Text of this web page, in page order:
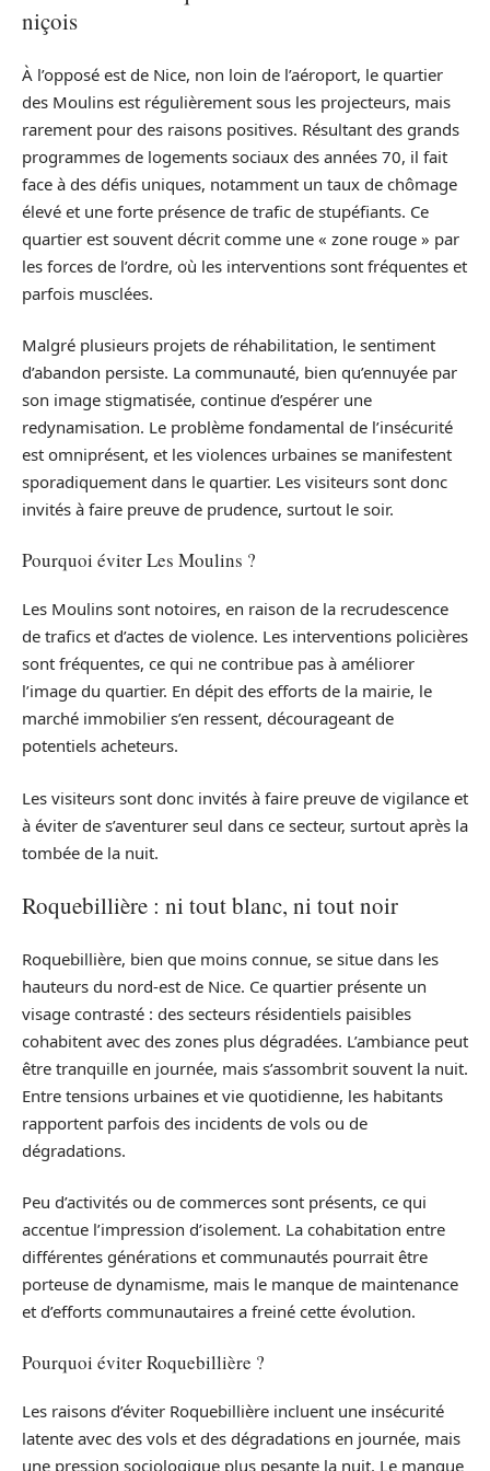
niçois
À l’opposé est de Nice, non loin de l’aéroport, le quartier
des Moulins est régulièrement sous les projecteurs, mais
rarement pour des raisons positives. Résultant des grands
programmes de logements sociaux des années 70, il fait
face à des défis uniques, notamment un taux de chômage
élevé et une forte présence de trafic de stupéfiants. Ce
quartier est souvent décrit comme une « zone rouge » par
les forces de l’ordre, où les interventions sont fréquentes et
parfois musclées.
Malgré plusieurs projets de réhabilitation, le sentiment
d’abandon persiste. La communauté, bien qu’ennuyée par
son image stigmatisée, continue d’espérer une
redynamisation. Le problème fondamental de l’insécurité
est omniprésent, et les violences urbaines se manifestent
sporadiquement dans le quartier. Les visiteurs sont donc
invités à faire preuve de prudence, surtout le soir.
Pourquoi éviter Les Moulins ?
Les Moulins sont notoires, en raison de la recrudescence
de trafics et d’actes de violence. Les interventions policières
sont fréquentes, ce qui ne contribue pas à améliorer
l’image du quartier. En dépit des efforts de la mairie, le
marché immobilier s’en ressent, décourageant de
potentiels acheteurs.
Les visiteurs sont donc invités à faire preuve de vigilance et
à éviter de s’aventurer seul dans ce secteur, surtout après la
tombée de la nuit.
Roquebillière : ni tout blanc, ni tout noir
Roquebillière, bien que moins connue, se situe dans les
hauteurs du nord-est de Nice. Ce quartier présente un
visage contrasté : des secteurs résidentiels paisibles
cohabitent avec des zones plus dégradées. L’ambiance peut
être tranquille en journée, mais s’assombrit souvent la nuit.
Entre tensions urbaines et vie quotidienne, les habitants
rapportent parfois des incidents de vols ou de
dégradations.
Peu d’activités ou de commerces sont présents, ce qui
accentue l’impression d’isolement. La cohabitation entre
différentes générations et communautés pourrait être
porteuse de dynamisme, mais le manque de maintenance
et d’efforts communautaires a freiné cette évolution.
Pourquoi éviter Roquebillière ?
Les raisons d’éviter Roquebillière incluent une insécurité
latente avec des vols et des dégradations en journée, mais
une pression sociologique plus pesante la nuit. Le manque